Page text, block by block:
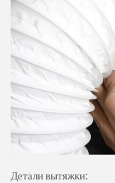
Детали вытяжки: